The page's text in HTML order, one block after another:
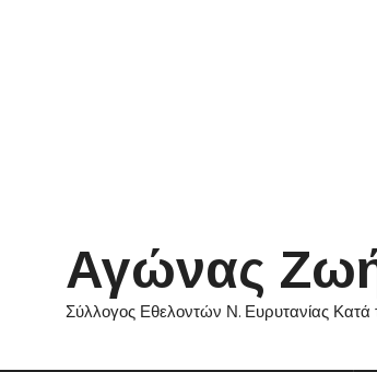
Αγώνας
Σύλλογος Εθελοντών Ν. Ευρυτανίας